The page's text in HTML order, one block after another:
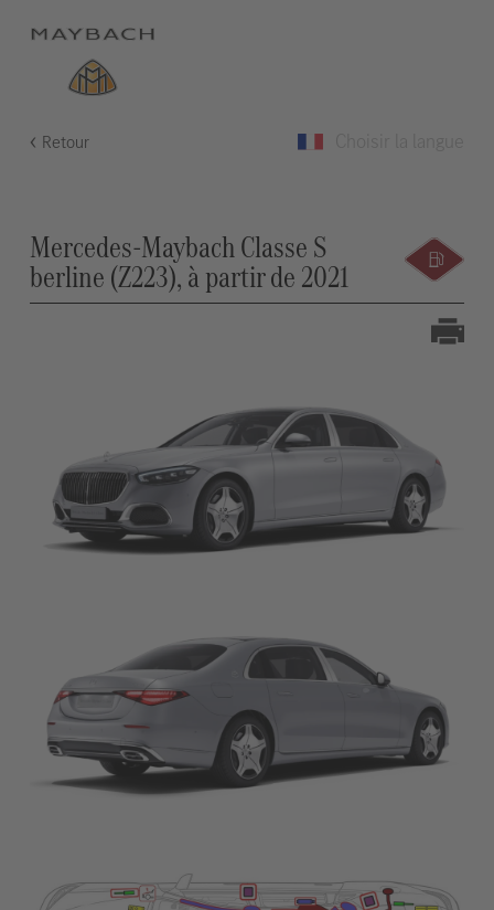
Retour
Mercedes-Maybach Classe S
berline (Z223), à partir de 2021